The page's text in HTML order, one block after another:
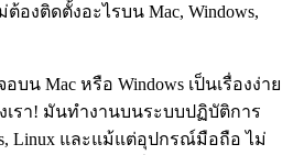
องติดตั้งอะไรบน Mac, Windows,
น Mac หรือ Windows เป็นเรื่องง่าย
เรา! มันทำงานบนระบบปฏิบัติการ
Linux และแม้แต่อุปกรณ์มือถือ ไม่